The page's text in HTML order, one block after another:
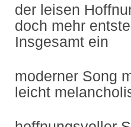
der leisen
doch mehr
Insgesamt ein
moderner Song
leicht